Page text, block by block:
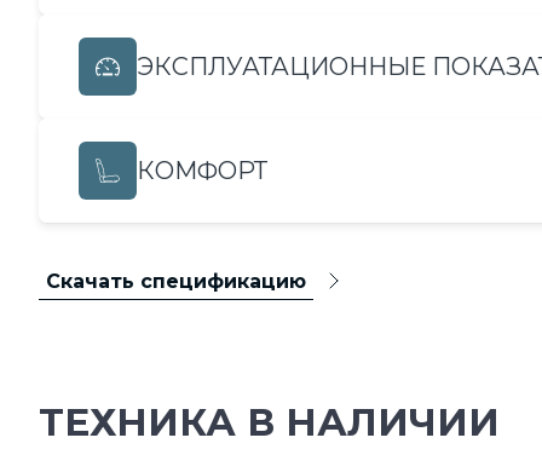
ЭКСПЛУАТАЦИОННЫЕ
КОМФОРТ
Скачать спецификацию
ТЕХНИКА В НАЛИЧИИ